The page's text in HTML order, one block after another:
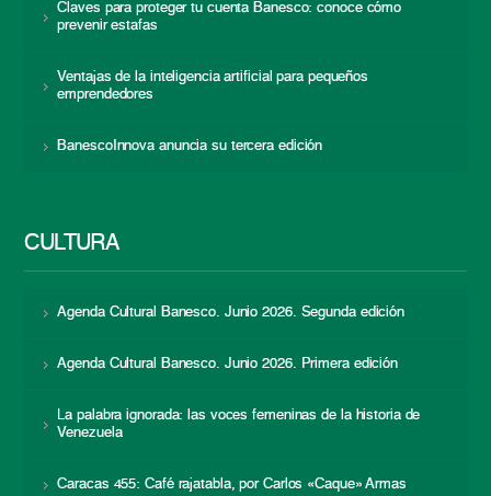
Claves para proteger tu cuenta Banesco: conoce cómo
prevenir estafas
Ventajas de la inteligencia artificial para pequeños
emprendedores
BanescoInnova anuncia su tercera edición
CULTURA
Agenda Cultural Banesco. Junio 2026. Segunda edición
Agenda Cultural Banesco. Junio 2026. Primera edición
La palabra ignorada: las voces femeninas de la historia de
Venezuela
Caracas 455: Café rajatabla, por Carlos «Caque» Armas